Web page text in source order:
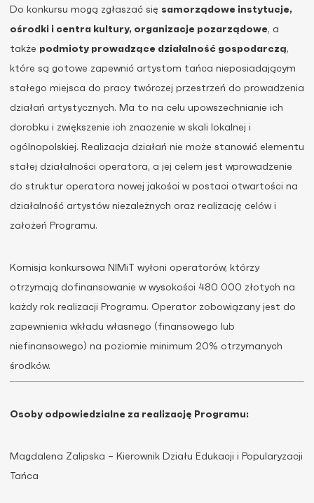
Do konkursu mogą zgłaszać się samorządowe instytucje,
ośrodki i centra kultury, organizacje pozarządowe, a
także podmioty prowadzące działalność gospodarczą,
które są gotowe zapewnić artystom tańca nieposiadającym
stałego miejsca do pracy twórczej przestrzeń do prowadzenia
działań artystycznych. Ma to na celu upowszechnianie ich
dorobku i zwiększenie ich znaczenie w skali lokalnej i
ogólnopolskiej. Realizacja działań nie może stanowić elementu
stałej działalności operatora, a jej celem jest wprowadzenie
do struktur operatora nowej jakości w postaci otwartości na
działalność artystów niezależnych oraz realizację celów i
założeń Programu.
Komisja konkursowa NIMiT wyłoni operatorów, którzy
otrzymają dofinansowanie w wysokości 480 000 złotych na
każdy rok realizacji Programu. Operator zobowiązany jest do
zapewnienia wkładu własnego (finansowego lub
niefinansowego) na poziomie minimum 20% otrzymanych
środków.
Osoby odpowiedzialne za realizację Programu:
Magdalena Zalipska – Kierownik Działu Edukacji i Popularyzacji
Tańca